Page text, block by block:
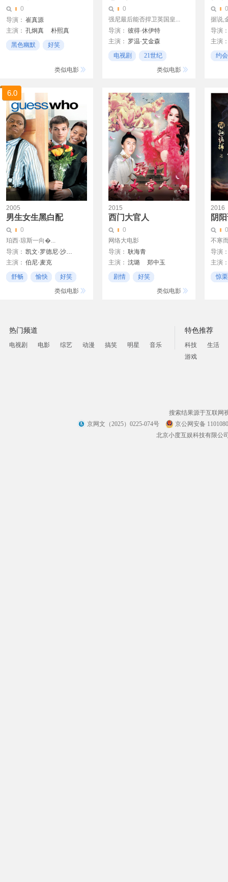
0
导演： 崔真源
主演： 孔炯真
朴熙真
崔成国
黑色幽默
好笑
类似电影
0
强尼最后能否捍卫英国皇...
导演： 彼得·休伊特
主演： 罗温·艾金森
约翰·马尔科维奇
电视剧
21世纪
类似电影
0
据说,
导演
主演
卢克·
约会
6.0
2005
男生女生黑白配
0
珀西·琼斯一向�...
导演：
凯文·罗德尼·沙利文
主演： 伯尼·麦克
阿什顿·库彻
舒畅 愉快
好笑
类似电影
2015
西门大官人
0
网络大电影
导演： 耿海青
主演： 沈璐
郑中玉
陈三木
张爱钦
剧情
好笑
类似电影
2016
阴
0
不寒
导演
主演
陈木惊栗
热门频道
电视剧 电影 综艺 动漫 搞笑 明星 音乐
特色推荐
科技
生活
游戏
搜索结果源于互联网
京网文（2025）0225-074号
京公网安备
北京小度互娱科技有限公